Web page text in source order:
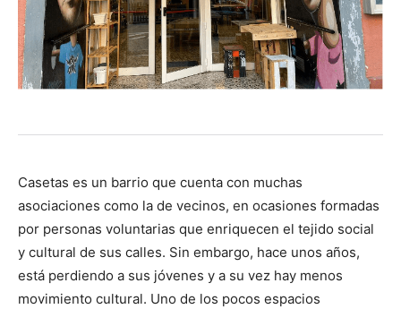
Casetas es un barrio que cuenta con muchas
asociaciones como la de vecinos, en ocasiones formadas
por personas voluntarias que enriquecen el tejido social
y cultural de sus calles. Sin embargo, hace unos años,
está perdiendo a sus jóvenes y a su vez hay menos
movimiento cultural. Uno de los pocos espacios